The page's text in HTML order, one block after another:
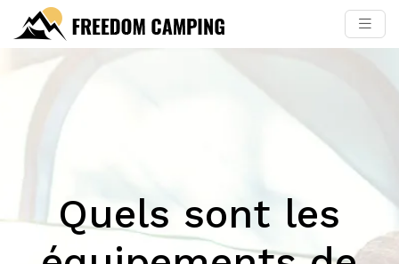
Quels sont les